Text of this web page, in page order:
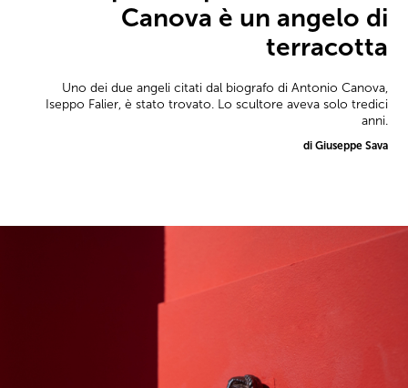
Canova è un angelo di
terracotta
Uno dei due angeli citati dal biografo di Antonio Canova,
Iseppo Falier, è stato trovato. Lo scultore aveva solo tredici
anni.
di Giuseppe Sava